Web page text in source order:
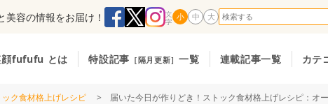
美容の情報をお届け！ 小 中 大
顔fufufu とは 特設記事 ［隔月更新］一覧 連載記事一覧 カテ
ック食材格上げレシピ > 届いた今日が作りどき！ストック食材格上げレシピ：オ